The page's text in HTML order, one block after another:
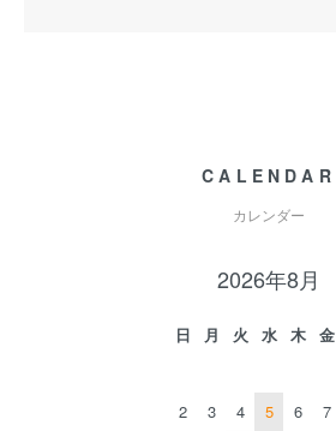
CALENDAR
カレンダー
2026年8月
日 月 火 水 木 金
2
3 4 5 6 7